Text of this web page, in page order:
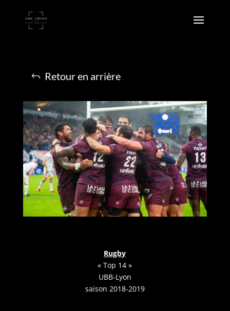
Retour en arrière
Rugby
« Top 14 »
UBB-Lyon
saison 2018-2019